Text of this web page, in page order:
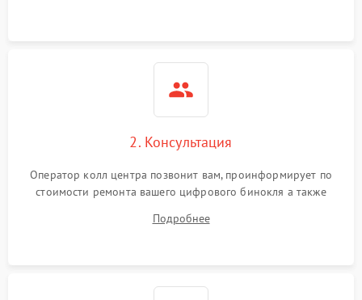
2. Консультация
Оператор колл центра позвонит вам, проинформирует по
стоимости ремонта вашего цифрового бинокля а также
Подробнее